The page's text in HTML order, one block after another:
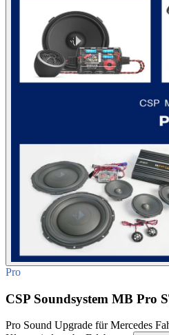
Pro
CSP Soundsystem MB Pro
Pro Sound Upgrade für Mercedes